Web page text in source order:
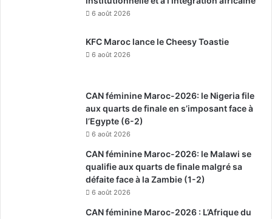
6 août 2026
KFC Maroc lance le Cheesy Toastie
6 août 2026
CAN féminine Maroc-2026: le Nigeria file
aux quarts de finale en s’imposant face à
l’Egypte (6-2)
6 août 2026
CAN féminine Maroc-2026: le Malawi se
qualifie aux quarts de finale malgré sa
défaite face à la Zambie (1-2)
6 août 2026
CAN féminine Maroc-2026 : L’Afrique du